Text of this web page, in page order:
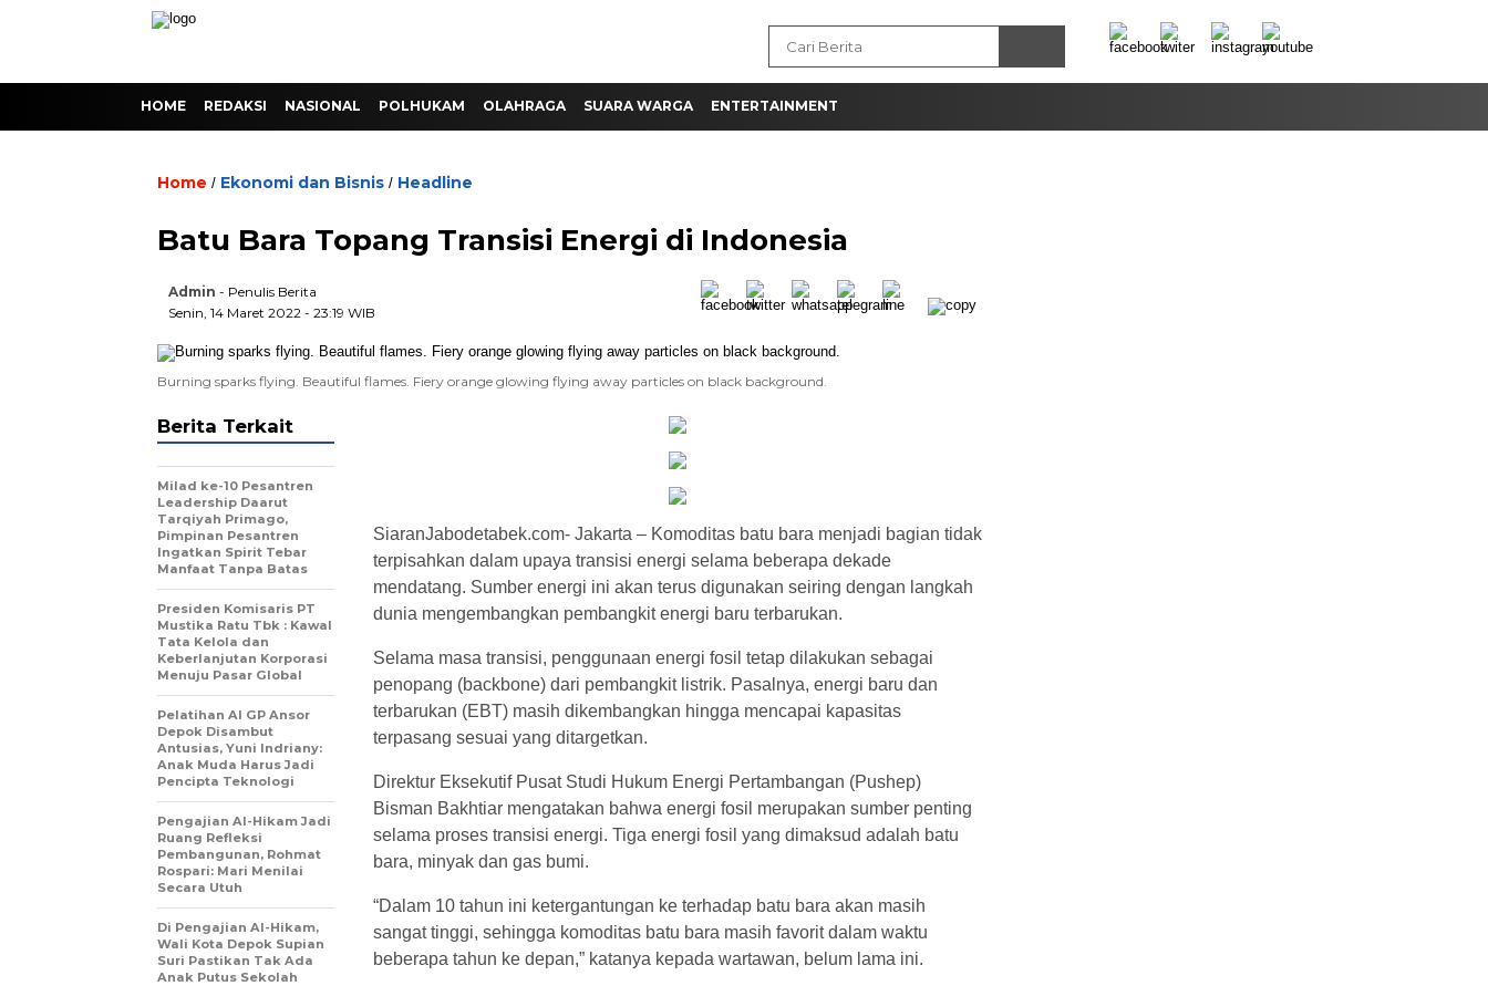
HOME REDAKSI NASIONAL POLHUKAM OLAHRAGA SUARA WARGA ENTERTAINMENT
Home / Ekonomi dan Bisnis / Headline
Batu Bara Topang Transisi Energi di Indonesia
Admin - Penulis Berita
Senin, 14 Maret 2022 - 23:19 WIB
Burning sparks flying. Beautiful flames. Fiery orange glowing flying away particles on black background.
SiaranJabodetabek.com- Jakarta – Komoditas batu bara menjadi bagian tidak
terpisahkan dalam upaya transisi energi selama beberapa dekade
mendatang. Sumber energi ini akan terus digunakan seiring dengan langkah
dunia mengembangkan pembangkit energi baru terbarukan.
Selama masa transisi, penggunaan energi fosil tetap dilakukan sebagai
penopang (backbone) dari pembangkit listrik. Pasalnya, energi baru dan
terbarukan (EBT) masih dikembangkan hingga mencapai kapasitas
terpasang sesuai yang ditargetkan.
Direktur Eksekutif Pusat Studi Hukum Energi Pertambangan (Pushep)
Bisman Bakhtiar mengatakan bahwa energi fosil merupakan sumber penting
selama proses transisi energi. Tiga energi fosil yang dimaksud adalah batu
bara, minyak dan gas bumi.
“Dalam 10 tahun ini ketergantungan ke terhadap batu bara akan masih
sangat tinggi, sehingga komoditas batu bara masih favorit dalam waktu
beberapa tahun ke depan,” katanya kepada wartawan, belum lama ini.
Berita Terkait
Milad ke-10 Pesantren
Leadership Daarut
Tarqiyah Primago,
Pimpinan Pesantren
Ingatkan Spirit Tebar
Manfaat Tanpa Batas
Presiden Komisaris PT
Mustika Ratu Tbk : Kawal
Tata Kelola dan
Keberlanjutan Korporasi
Menuju Pasar Global
Pelatihan AI GP Ansor
Depok Disambut
Antusias, Yuni Indriany:
Anak Muda Harus Jadi
Pencipta Teknologi
Pengajian Al-Hikam Jadi
Ruang Refleksi
Pembangunan, Rohmat
Rospari: Mari Menilai
Secara Utuh
Di Pengajian Al-Hikam,
Wali Kota Depok Supian
Suri Pastikan Tak Ada
Anak Putus Sekolah